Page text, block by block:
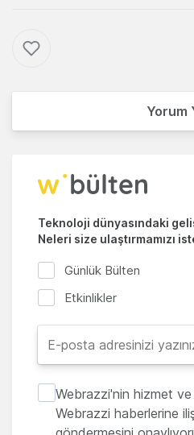
Yorum
Teknoloji dünyasındaki
Neleri size ulaştırmamızı
Günlük Bülten
Etkinlikler
Webrazzi'nin hizmet ve
Webrazzi haberlerine